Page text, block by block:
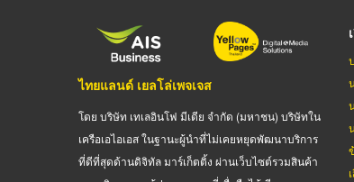
ไทยแลนด์ เยลโล่เพจเจส
โดย บริษัท เทเลอินโฟ มีเดีย จำกัด (มหาชน) บริษัทใน
เครือเอไอเอส ในฐานะผู้นำที่ไม่เคยหยุดพัฒนาบริการ
ที่ดีที่สุดด้านดิจิทัล มาร์เก็ตติ้ง ผ่านเว็บไซต์รวมสินค้า